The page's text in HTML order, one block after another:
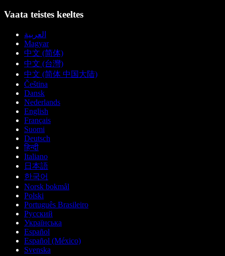
Vaata teistes keeltes
العربية
Magyar
中文 (简体)
中文 (台灣)
中文 (简体 中国大陆)
Čeština
Dansk
Nederlands
English
Français
Suomi
Deutsch
हिन्दी
Italiano
日本語
한국어
Norsk bokmål
Polski
Português Brasileiro
Русский
Українська
Español
Español (México)
Svenska